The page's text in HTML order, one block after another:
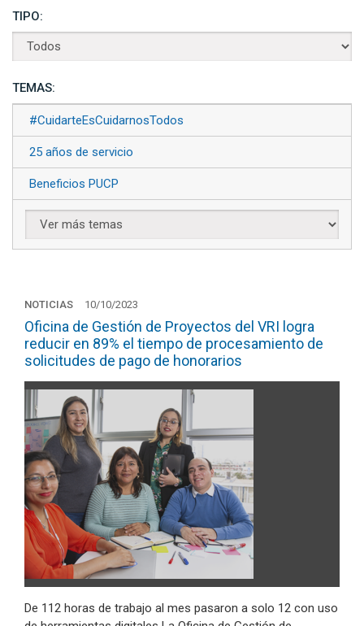
TIPO:
TEMAS:
#CuidarteEsCuidarnosTodos
25 años de servicio
Beneficios PUCP
NOTICIAS 10/10/2023
Oficina de Gestión de Proyectos del VRI logra
reducir en 89% el tiempo de procesamiento de
solicitudes de pago de honorarios
De 112 horas de trabajo al mes pasaron a solo 12 con uso